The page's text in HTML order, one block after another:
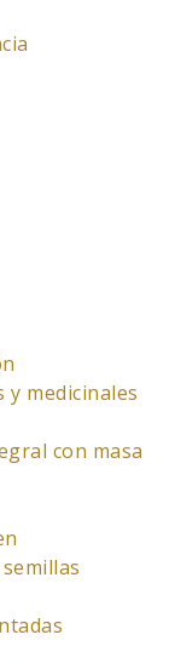
y medicinales
con masa